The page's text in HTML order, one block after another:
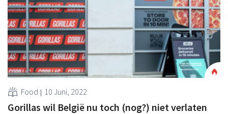
Food 10 Juni, 2022
Gorillas wil België nu toch (nog?) niet verlaten